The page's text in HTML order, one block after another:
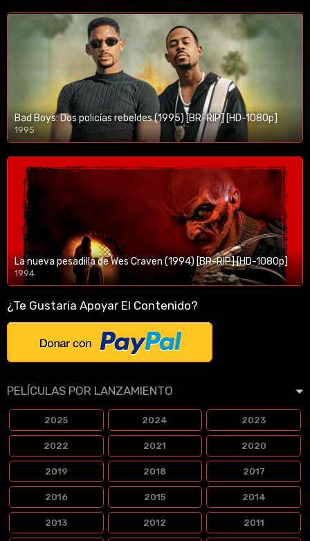
Bad Boys: Dos policías rebeldes (1995) [BR-RIP] [HD-1080p]
1995
1080p/720p
La nueva pesadilla de Wes Craven (1994) [BR-RIP] [HD-1080p]
1994
1080p/720p
¿Te Gustaria Apoyar El Contenido?
PELÍCULAS POR LANZAMIENTO
2025 2024 2023
2022 2021 2020
2019 2018 2017
2016 2015 2014
2013 2012 2011